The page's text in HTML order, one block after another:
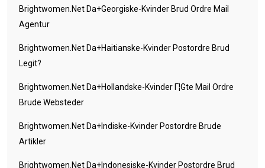
Brightwomen.net Da+georgiske-Kvinder Brud Ordre Mail
Agentur
Brightwomen.net Da+haitianske-Kvinder Postordre Brud
Legit?
Brightwomen.net Da+hollandske-Kvinder Г¦gte Mail Ordre
Brude Websteder
Brightwomen.net Da+indiske-Kvinder Postordre Brude
Artikler
Brightwomen.net Da+indonesiske-Kvinder Postordre Brud